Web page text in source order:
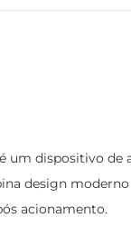
um dispositivo de
design
acionamento.